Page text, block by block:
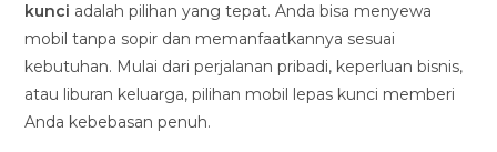
kunci adalah pilihan yang tepat. Anda bisa menyewa
mobil tanpa sopir dan memanfaatkannya sesuai
kebutuhan. Mulai dari perjalanan pribadi, keperluan bisnis,
atau liburan keluarga, pilihan mobil lepas kunci memberi
Anda kebebasan penuh.